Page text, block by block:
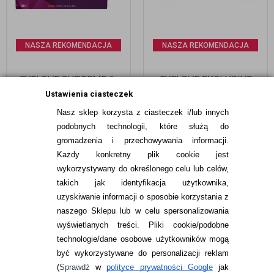
Ustawienia ciasteczek
Nasz sklep korzysta z ciasteczek i/lub innych
podobnych technologii, które służą do
gromadzenia i przechowywania informacji.
Każdy konkretny plik cookie jest
wykorzystywany do określonego celu lub celów,
takich jak identyfikacja użytkownika,
uzyskiwanie informacji o sposobie korzystania z
naszego Sklepu lub w celu spersonalizowania
wyświetlanych treści.
Pliki cookie/podobne
technologie/dane osobowe użytkowników mogą
być wykorzystywane do personalizacji reklam
(Sprawdźwpolityce prywatności Googlejak
NASZA REKOMENDACJA
EYELOVE SUPREME 1-
DAY PRO 90 SZTUK
269,97pln
NASZA REKOMENDACJA
EYELOVE EXCLUSIVE
99,99 pln
INFORMACJE KONTAKTOWE
JAK ZAMAWIAĆ?
ZWROTY I REKLAMACJA